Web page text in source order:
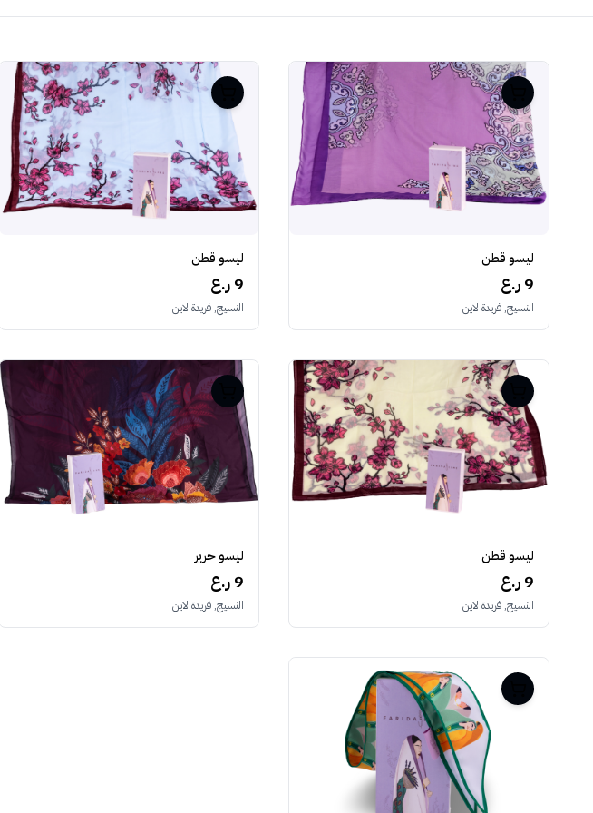
ليسو قطن
9 ر.ع
النسيج, فريدة لاين
ليسو قطن
9 ر.ع
النسيج, فريدة لاين
ليسو قطن
9 ر.ع
النسيج, فريدة لاين
ليسو حرير
9 ر.ع
النسيج, فريدة لاين